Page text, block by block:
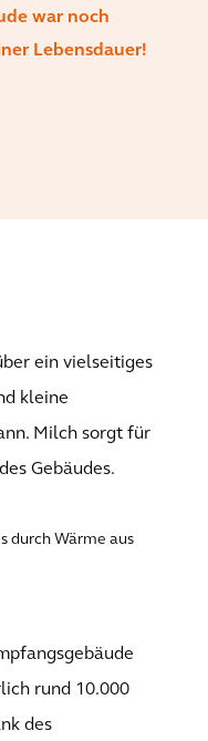
war noch
Lebensdauer!
ein vielseitiges
kleine
Milch sorgt für
Gebäudes.
durch Wärme aus
rund 10.000
des